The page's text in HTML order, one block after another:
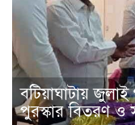
বটিয়াঘাটায়
পুরস্কার বিতরণ ও